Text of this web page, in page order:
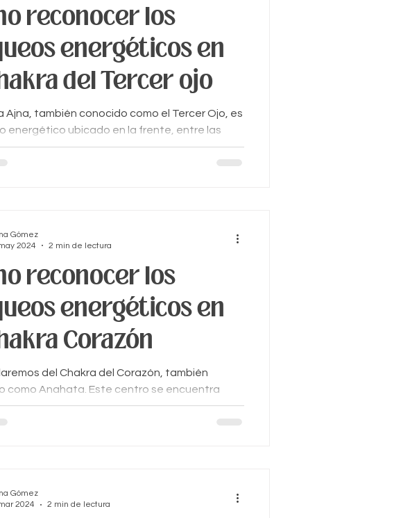
reconocer los
energéticos en
del Tercer ojo
Ajna, también conocido como el Tercer Ojo, es
energético ubicado en la frente, entre las
chakra regula nuest
reconocer los
energéticos en
Corazón
del Chakra del Corazón, también
como Anahata. Este centro se encuentra
el centro del pecho...
Gómez
2024
2 min de lectura
Gómez
2024
2 min de lectura